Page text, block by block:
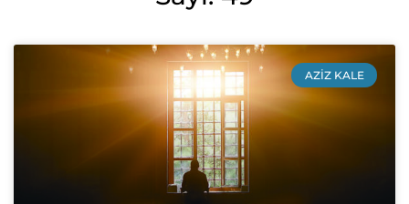
AZIZ KALE